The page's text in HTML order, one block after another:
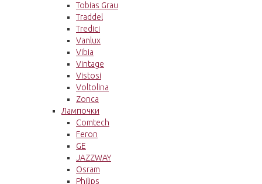
Tobias Grau
Traddel
Tredici
Vanlux
Vibia
Vintage
Vistosi
Voltolina
Zonca
Лампочки
Comtech
Feron
GE
JAZZWAY
Osram
Philips